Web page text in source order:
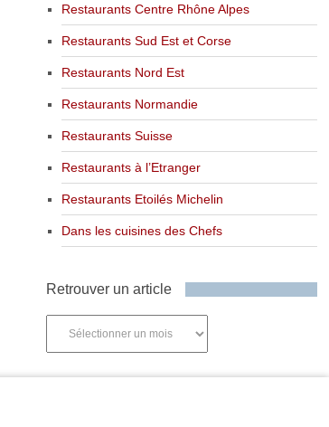
Restaurants Centre Rhône Alpes
Restaurants Sud Est et Corse
Restaurants Nord Est
Restaurants Normandie
Restaurants Suisse
Restaurants à l’Etranger
Restaurants Etoilés Michelin
Dans les cuisines des Chefs
Retrouver un article